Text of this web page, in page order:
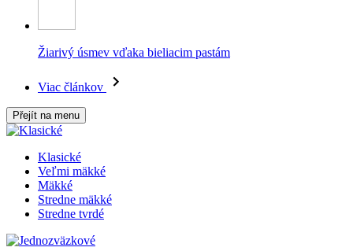
Žiarivý úsmev vďaka bieliacim pastám
Viac článkov
Přejít na menu
Klasické
Veľmi mäkké
Mäkké
Stredne mäkké
Stredne tvrdé